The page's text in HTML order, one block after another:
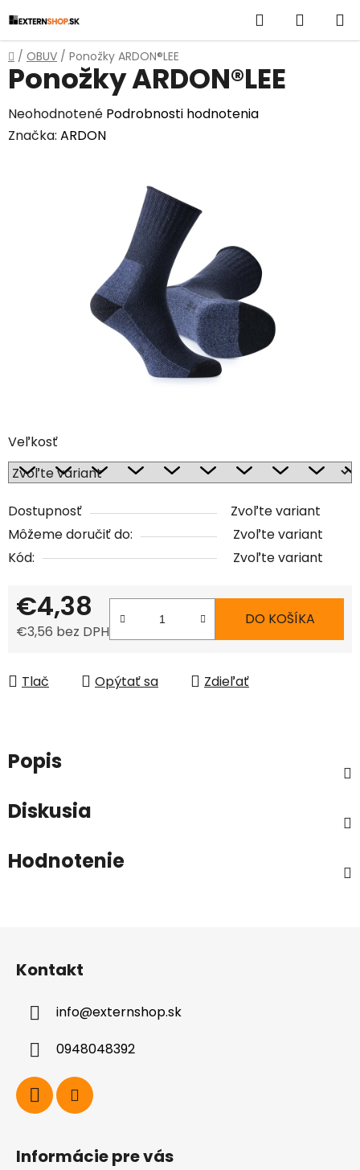
na
obsah
Hľadať
KOŠÍK
Domov
/ OBUV / Ponožky ARDON®LEE
Veľkosť
Dostupnosť
Zvoľte variant
Môžeme doručiť do:
Zvoľte variant
Kód:
Zvoľte variant
€4,38
€3,56 bez DPH
DO KOŠÍKA
Tlač Opýtať sa Zdieľať
Ponožky ARDON®LEE
Priemerné
hodnotenie
Neohodnotené Podrobnosti hodnotenia
Značka: ARDON
Popis
Diskusia
Hodnotenie
Kontakt
info@externshop.sk
0948048392
Informácie pre vás